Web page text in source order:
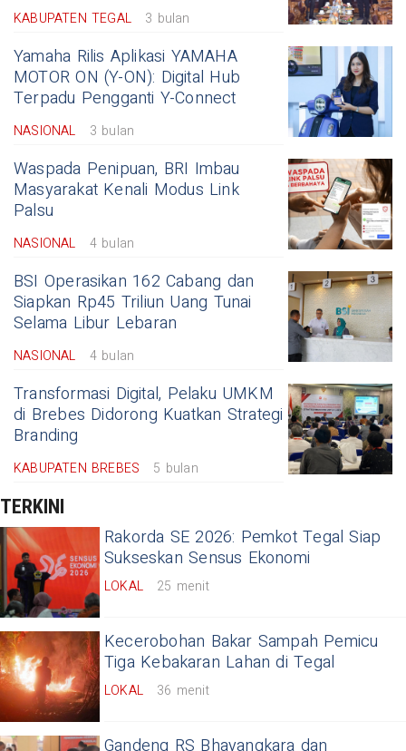
KABUPATEN TEGAL 3 bulan
Yamaha Rilis Aplikasi YAMAHA
MOTOR ON (Y-ON): Digital Hub
Terpadu Pengganti Y-Connect
NASIONAL 3 bulan
Waspada Penipuan, BRI Imbau
Masyarakat Kenali Modus Link
Palsu
NASIONAL 4 bulan
BSI Operasikan 162 Cabang dan
Siapkan Rp45 Triliun Uang Tunai
Selama Libur Lebaran
NASIONAL 4 bulan
Transformasi Digital, Pelaku UMKM
di Brebes Didorong Kuatkan Strategi
Branding
KABUPATEN BREBES 5 bulan
TERKINI
Rakorda SE 2026: Pemkot Tegal Siap
Sukseskan Sensus Ekonomi
LOKAL 25 menit
Kecerobohan Bakar Sampah Pemicu
Tiga Kebakaran Lahan di Tegal
LOKAL 36 menit